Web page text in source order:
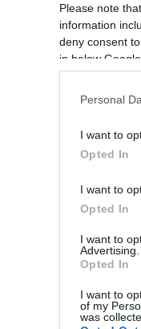
Please note
information
deny consent
in below
Personal
I want to
Opted In
I want to
Opted In
I want to
Advertising.
Opted In
I want to
of my
was